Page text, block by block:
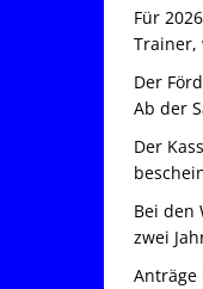
Für
Trainer,
Der
Ab der
Der
Bei den
zwei
Anträge